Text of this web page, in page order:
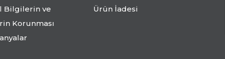
Bilgilerin ve
Korunması
Ürün İadesi